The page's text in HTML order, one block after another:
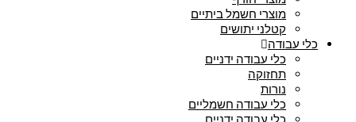
מוצרי חשמל ביתיים
קטלני יתושים
כלי עבודה
כלי עבודה ידניים
תחזוקה
נורות
כלי עבודה חשמליים